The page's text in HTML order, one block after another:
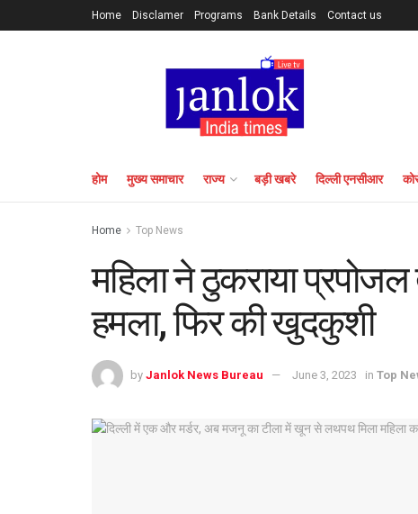
Home Disclamer Programs Bank Details Contact us
होम मुख्य समाचार राज्य बड़ी खबरे दिल्ली एनसीआर
Home Top News
महिला ने ठुकराया
हमला, फिर की खुदकुशी
by Janlok News Bureau June 3, 2023 in Top